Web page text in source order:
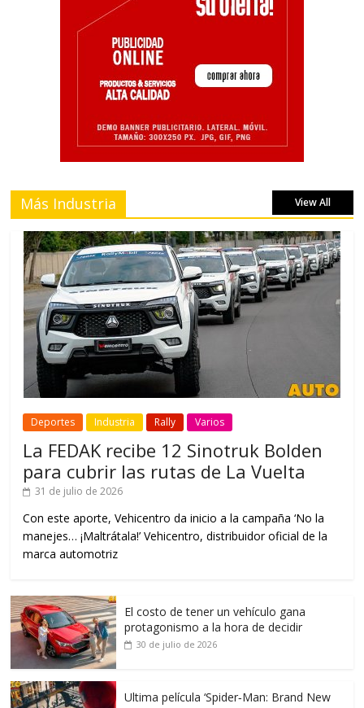
Más Industria View All
Deportes Industria Rally Varios
La FEDAK recibe 12 Sinotruk Bolden
para cubrir las rutas de La Vuelta
31 de julio de 2026
Con este aporte, Vehicentro da inicio a la campaña ‘No la
manejes… ¡Maltrátala!’ Vehicentro, distribuidor oficial de la
marca automotriz
El costo de tener un vehículo gana
protagonismo a la hora de decidir
30 de julio de 2026
Ultima película ‘Spider‑Man: Brand New